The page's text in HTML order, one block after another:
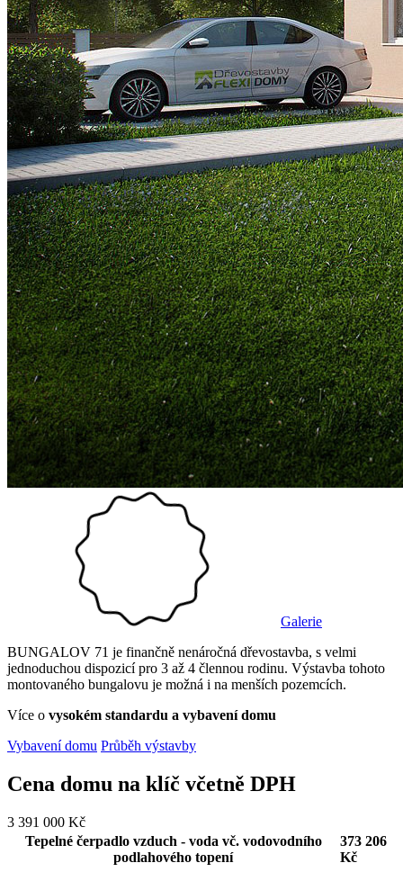
Galerie
BUNGALOV 71 je finančně nenáročná dřevostavba, s velmi
jednoduchou dispozicí pro 3 až 4 člennou rodinu. Výstavba tohoto
montovaného bungalovu je možná i na menších pozemcích.
Více o vysokém standardu a vybavení domu
Vybavení domu Průběh výstavby
Cena domu na klíč včetně DPH
3 391 000 Kč
Tepelné čerpadlo vzduch - voda vč. vodovodního
podlahového topení
373 206
Kč